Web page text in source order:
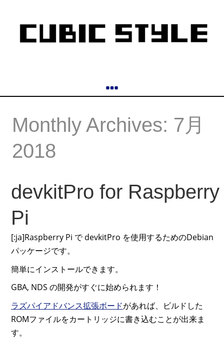
Monthly Archives: 7月
2018
devkitPro for Raspberry
Pi
[:ja]Raspberry Pi で devkitPro を使用するためのDebian
パッケージです。
簡単にインストールできます。
GBA, NDS の開発がすぐに始められます！
ラズパイアドバンス拡張ボードがあれば、ビルドした
ROMファイルをカートリッジに書き込むことが出来ま
す。